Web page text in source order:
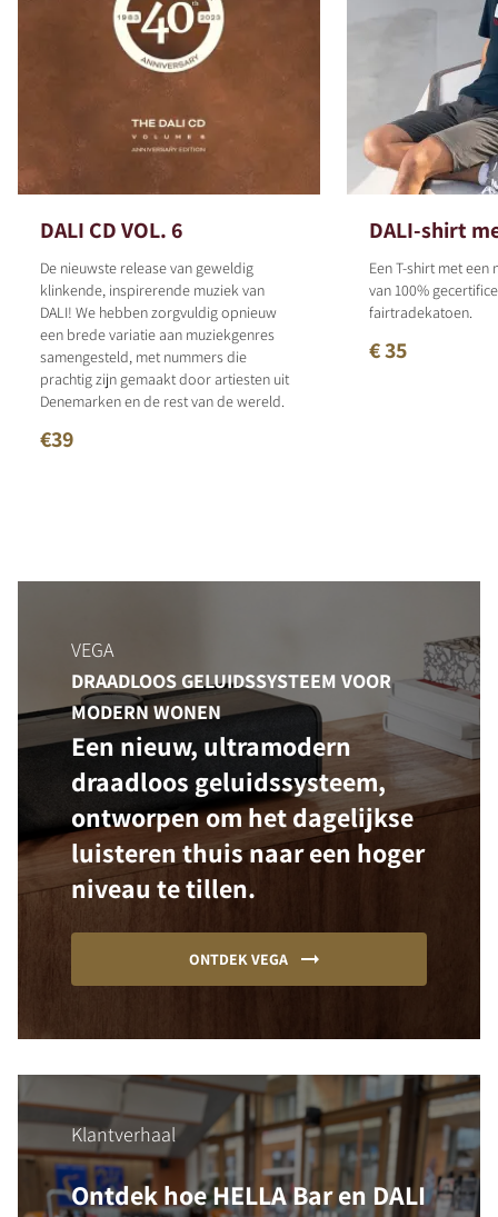
DALI CD VOL. 6
De nieuwste release van geweldig
klinkende, inspirerende muziek van
DALI! We hebben zorgvuldig opnieuw
een brede variatie aan muziekgenres
samengesteld, met nummers die
prachtig zijn gemaakt door artiesten uit
Denemarken en de rest van de wereld.
€39
DALI-shirt
Een T-shirt met
van 100%
fairtradekatoen.
€ 35
VEGA
DRAADLOOS GELUIDSSYSTEEM VOOR
MODERN WONEN
Een nieuw, ultramodern
draadloos geluidssysteem,
ontworpen om het dagelijkse
luisteren thuis naar een hoger
niveau te tillen.
ONTDEK VEGA
Klantverhaal
Ontdek hoe HELLA Bar en DALI